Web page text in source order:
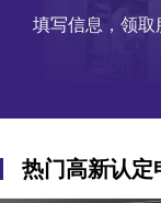
填写信息，领取
热门高新认定